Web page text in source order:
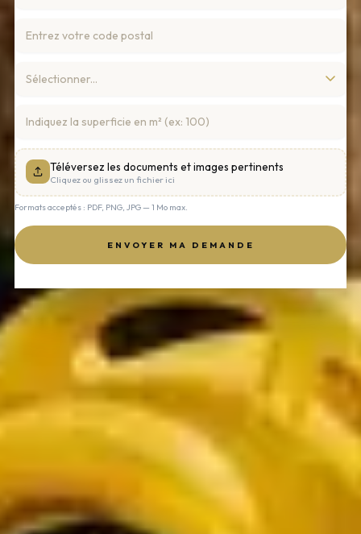
Téléversez les documents et images pertinents
Cliquez ou glissez un fichier ici
Formats acceptés : PDF, PNG, JPG — 1 Mo max.
ENVOYER MA DEMANDE